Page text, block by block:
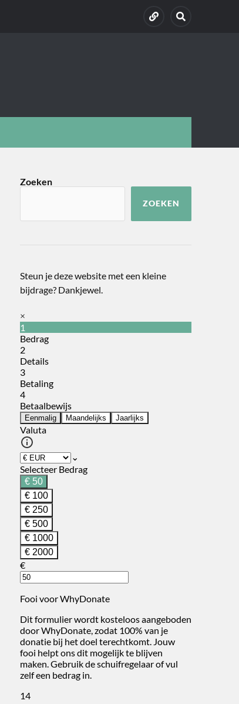
Zoeken
ZOEKEN
Steun je deze website met een kleine
bijdrage? Dankjewel.